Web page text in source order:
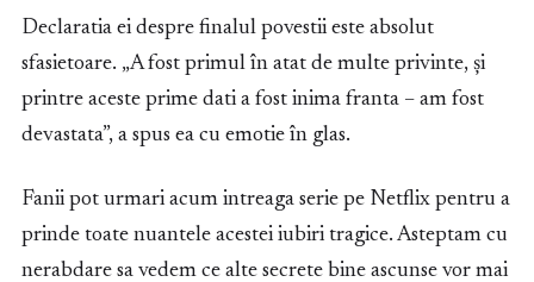
Declaratia ei despre finalul povestii este absolut
sfasietoare. „A fost primul în atat de multe privinte, și
printre aceste prime dati a fost inima franta – am fost
devastata”, a spus ea cu emotie în glas.
Fanii pot urmari acum intreaga serie pe Netflix pentru a
prinde toate nuantele acestei iubiri tragice. Asteptam cu
nerabdare sa vedem ce alte secrete bine ascunse vor mai